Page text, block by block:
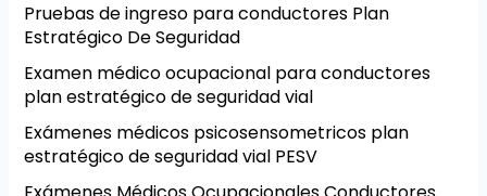
Pruebas de ingreso para conductores Plan
Estratégico De Seguridad
Examen médico ocupacional para conductores
plan estratégico de seguridad vial
Exámenes médicos psicosensometricos plan
estratégico de seguridad vial PESV